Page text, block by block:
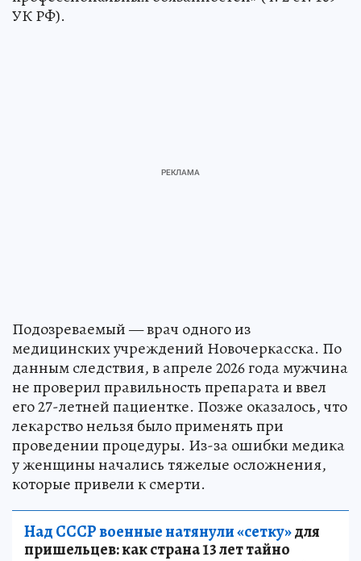
УК РФ).
Подозреваемый — врач одного из
медицинских учреждений Новочеркасска. По
данным следствия, в апреле 2026 года мужчина
не проверил правильность препарата и ввел
его 27-летней пациентке. Позже оказалось, что
лекарство нельзя было применять при
проведении процедуры. Из-за ошибки медика
у женщины начались тяжелые осложнения,
которые привели к смерти.
Над СССР военные натянули «сетку»для
пришельцев: как страна 13 лет тайно